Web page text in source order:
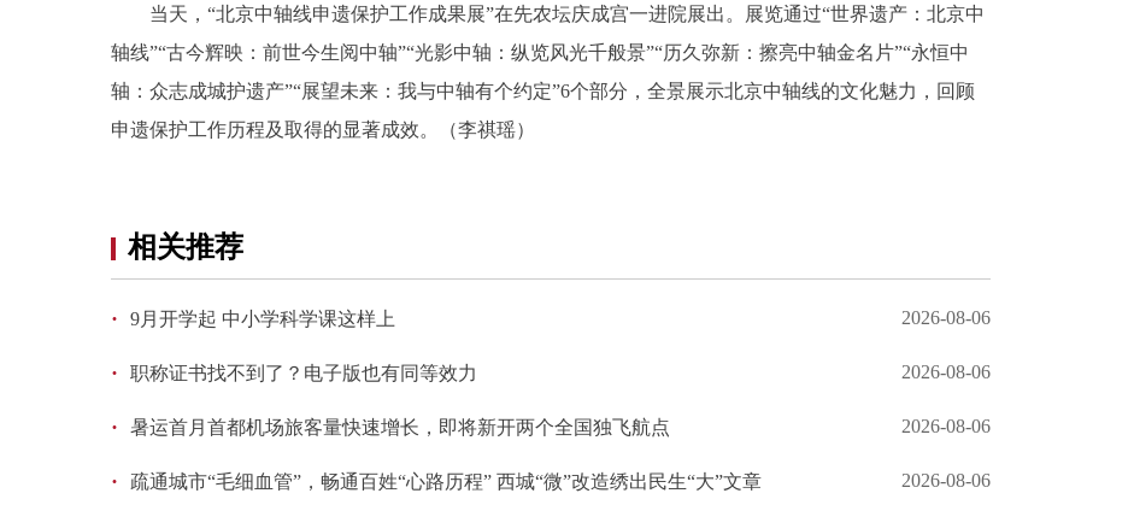
当天，“北京中轴线申遗保护工作成果展”在先农坛庆成宫一进院展出。展览通过“世界遗产：北京中
轴线”“古今辉映：前世今生阅中轴”“光影中轴：纵览风光千般景”“历久弥新：擦亮中轴金名片”“永恒中
轴：众志成城护遗产”“展望未来：我与中轴有个约定”6个部分，全景展示北京中轴线的文化魅力，回顾
申遗保护工作历程及取得的显著成效。（李祺瑶）
相关推荐
· 9月开学起 中小学科学课这样上 2026-08-06
· 职称证书找不到了？电子版也有同等效力 2026-08-06
· 暑运首月首都机场旅客量快速增长，即将新开两个全国独飞航点 2026-08-06
· 疏通城市“毛细血管”，畅通百姓“心路历程” 西城“微”改造绣出民生“大”文章 2026-08-06